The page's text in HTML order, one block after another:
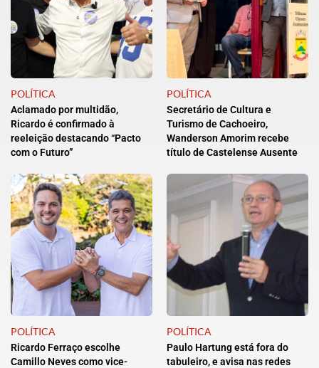
POLÍTICA
Aclamado por multidão,
Ricardo é confirmado à
reeleição destacando “Pacto
com o Futuro”
POLÍTICA
Secretário de Cultura e
Turismo de Cachoeiro,
Wanderson Amorim recebe
título de Castelense Ausente
POLÍTICA
Ricardo Ferraço escolhe
Camillo Neves como vice-
POLÍTICA
Paulo Hartung está fora do
tabuleiro, e avisa nas redes